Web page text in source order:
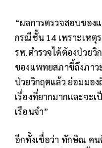
“ผลการตรวจสอบขอ
กรณีชั้น 14 เพราะเห
รพ.ตำรวจได้ต้องป่วยวิ
ของแพทยสภาชี้ถึงภาว
ป่วยวิกฤตแล้ว ย่อมมอ
เรื่องที่ยากมากและจะ
เรือนจำ”
อีกทั้งเชื่อว่า ทักษิณ คน